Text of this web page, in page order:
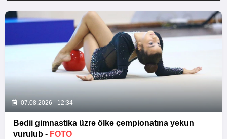
07.08.2026 - 12:34
Bədii gimnastika üzrə ölkə çempionatına yekun
vurulub - FOTO